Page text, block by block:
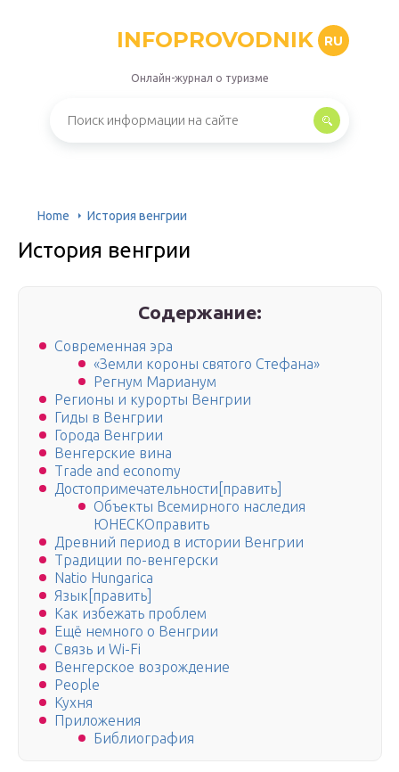
INFOPROVODNIK RU
Онлайн-журнал о туризме
Home История венгрии
История венгрии
Содержание:
Современная эра
«Земли короны святого Стефана»
Регнум Марианум
Регионы и курорты Венгрии
Гиды в Венгрии
Города Венгрии
Венгерские вина
Trade and economy
Достопримечательности[править]
Объекты Всемирного наследия
ЮНЕСКОправить
Древний период в истории Венгрии
Традиции по-венгерски
Natio Hungarica
Язык[править]
Как избежать проблем
Ещё немного о Венгрии
Связь и Wi-Fi
Венгерское возрождение
People
Кухня
Приложения
Библиография